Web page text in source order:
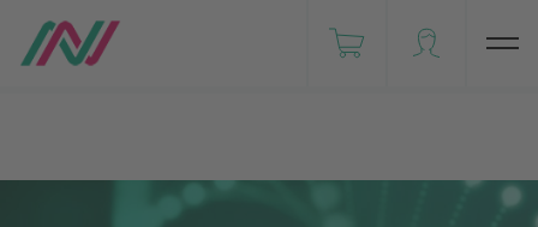
Händler weltweit
FastGene®
EN